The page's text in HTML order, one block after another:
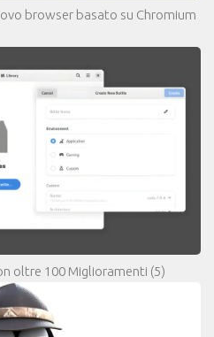
browser basato su Chromium
oltre 100 Miglioramenti (5)